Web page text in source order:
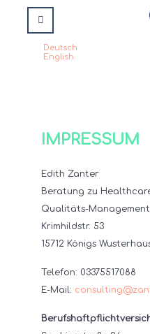
Sprache auswählen
Deutsch
English
IMPRESSUM
Edith Zanter
Beratung zu
Qualitäts-
Krimhildstr. 53
15712 Königs
Telefon: 03375517088
E-Mail: